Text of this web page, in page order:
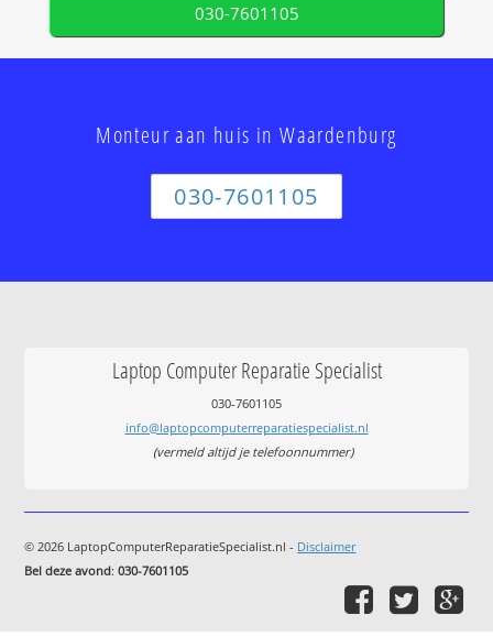
030-7601105
Monteur aan huis in Waardenburg
030-7601105
Laptop Computer Reparatie Specialist
030-7601105
info@laptopcomputerreparatiespecialist.nl
(vermeld altijd je telefoonnummer)
© 2026 LaptopComputerReparatieSpecialist.nl - Disclaimer
Bel deze avond:030-7601105